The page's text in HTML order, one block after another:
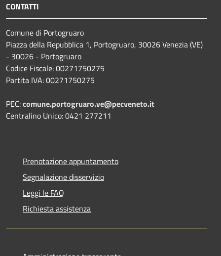
CONTATTI
Comune di Portogruaro
Piazza della Repubblica 1, Portogruaro, 30026 Venezia (VE)
- 30026 - Portogruaro
Codice Fiscale: 00271750275
Partita IVA: 00271750275
PEC:comune.portogruaro.ve@pecveneto.it
Centralino Unico: 0421 277211
Prenotazione appuntamento
Segnalazione disservizio
Leggi le FAQ
Richiesta assistenza